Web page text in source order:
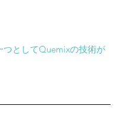
としてQuemixの技術が